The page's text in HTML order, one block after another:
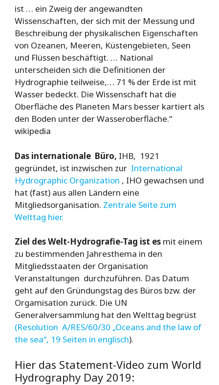
ist … ein Zweig der angewandten
Wissenschaften, der sich mit der Messung und
Beschreibung der physikalischen Eigenschaften
von Ozeanen, Meeren, Küstengebieten, Seen
und Flüssen beschäftigt. … National
unterscheiden sich die Definitionen der
Hydrographie teilweise,… 71 % der Erde ist mit
Wasser bedeckt. Die Wissenschaft hat die
Oberfläche des Planeten Mars besser kartiert als
den Boden unter der Wasseroberfläche.“
wikipedia
Das internationale Büro, IHB, 1921
gegründet, ist inzwischen zur International
Hydrographic Organization , IHO gewachsen und
hat (fast) aus allen Ländern eine
Mitgliedsorganisation. Zentrale Seite zum
Welttag hier.
Ziel des Welt-Hydrografie-Tag ist es mit einem
zu bestimmenden Jahresthema in den
Mitgliedsstaaten der Organisation
Veranstaltungen durchzuführen. Das Datum
geht auf den Gründungstag des Büros bzw. der
Orgamisation zurück. Die UN
Generalversammlung hat den Welttag begrüst
(Resolution A/RES/60/30 „Oceans and the law of
the sea“, 19 Seiten in englisch).
Hier das Statement-Video zum World
Hydrography Day 2019: